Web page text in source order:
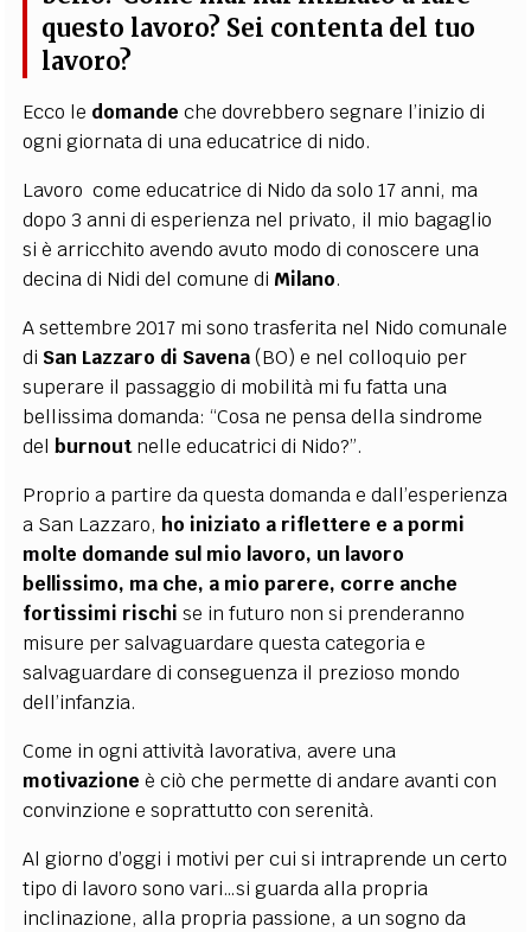
questo lavoro? Sei contenta del tuo
lavoro?
Ecco le domande che dovrebbero segnare l’inizio di
ogni giornata di una educatrice di nido.
Lavoro come educatrice di Nido da solo 17 anni, ma
dopo 3 anni di esperienza nel privato, il mio bagaglio
si è arricchito avendo avuto modo di conoscere una
decina di Nidi del comune di Milano.
A settembre 2017 mi sono trasferita nel Nido comunale
di San Lazzaro di Savena(BO) e nel colloquio per
superare il passaggio di mobilità mi fu fatta una
bellissima domanda: “Cosa ne pensa della sindrome
delburnoutnelle educatrici di Nido?”.
Proprio a partire da questa domanda e dall’esperienza
a San Lazzaro, ho iniziato a riflettere e a pormi
molte domande sul mio lavoro, un lavoro
bellissimo, ma che, a mio parere, corre anche
fortissimi rischi se in futuro non si prenderanno
misure per salvaguardare questa categoria e
salvaguardare di conseguenza il prezioso mondo
dell’infanzia.
Come in ogni attività lavorativa, avere una
motivazione è ciò che permette di andare avanti con
convinzione e soprattutto con serenità.
Al giorno d’oggi i motivi per cui si intraprende un certo
tipo di lavoro sono vari…si guarda alla propria
inclinazione, alla propria passione, a un sogno da